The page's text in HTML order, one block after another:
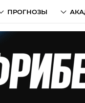
ПРОГНОЗЫ